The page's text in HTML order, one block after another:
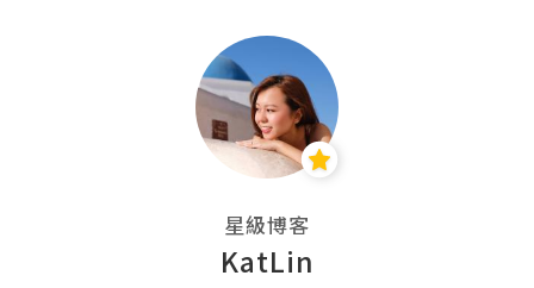
星級博客
KatLin